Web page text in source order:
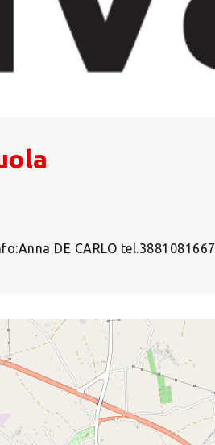
DE CARLO tel.3881081667